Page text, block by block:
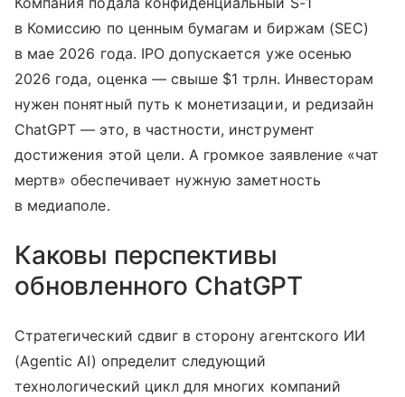
в Комиссию по ценным бумагам и биржам (SEC)
в мае 2026 года. IPO допускается уже осенью
2026 года, оценка — свыше $1 трлн. Инвесторам
нужен понятный путь к монетизации, и редизайн
ChatGPT — это, в частности, инструмент
достижения этой цели. А громкое заявление «чат
мертв» обеспечивает нужную заметность
в медиаполе.
Каковы перспективы
обновленного ChatGPT
Стратегический сдвиг в сторону агентского ИИ
(Agentic AI) определит следующий
технологический цикл для многих компаний